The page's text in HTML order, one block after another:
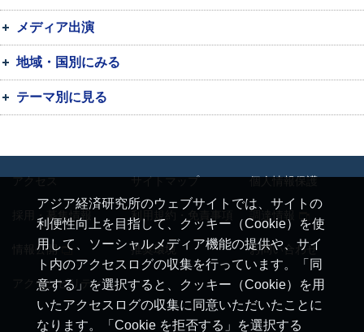
メディア出演
地域・国別にみる
テーマ別に見る
アジア経済研究所のウェブサイトでは、サイトの
利便性向上を目指して、クッキー（Cookie）を使
用して、ソーシャルメディア機能の提供や、サイ
ト内のアクセスログの収集を行っています。「同
意する」を選択すると、クッキー（Cookie）を用
いたアクセスログの収集に同意いただいたことに
なります。「Cookie を拒否する」を選択する
アクセス サイトマップ 個人情報保護
採用・募集情報 利用規約・免責事項
情報公開 推奨環境 お問い合わせ
アクセシビリティ